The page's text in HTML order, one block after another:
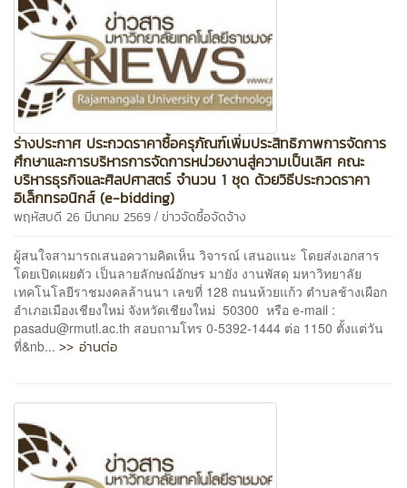
ร่างประกาศ ประกวดราคาซื้อครุภัณฑ์เพิ่มประสิทธิภาพการจัดการ
ศึกษาและการบริหารการจัดการหน่วยงานสู่ความเป็นเลิศ คณะ
บริหารธุรกิจและศิลปศาสตร์ จำนวน 1 ชุด ด้วยวิธีประกวดราคา
อิเล็กทรอนิกส์ (e-bidding)
พฤหัสบดี 26 มีนาคม 2569 / ข่าวจัดซื้อจัดจ้าง
ผู้สนใจสามารถเสนอความคิดเห็น วิจารณ์ เสนอแนะ โดยส่งเอกสาร
โดยเปิดเผยตัว เป็นลายลักษณ์อักษร มายัง งานพัสดุ มหาวิทยาลัย
เทคโนโลยีราชมงคลล้านนา เลขที่ 128 ถนนห้วยแก้ว ตำบลช้างเผือก
อำเภอเมืองเชียงใหม่ จังหวัดเชียงใหม่ 50300 หรือ e-mail :
pasadu@rmutl.ac.th สอบถามโทร 0-5392-1444 ต่อ 1150 ตั้งแต่วัน
ที่&nb... >> อ่านต่อ